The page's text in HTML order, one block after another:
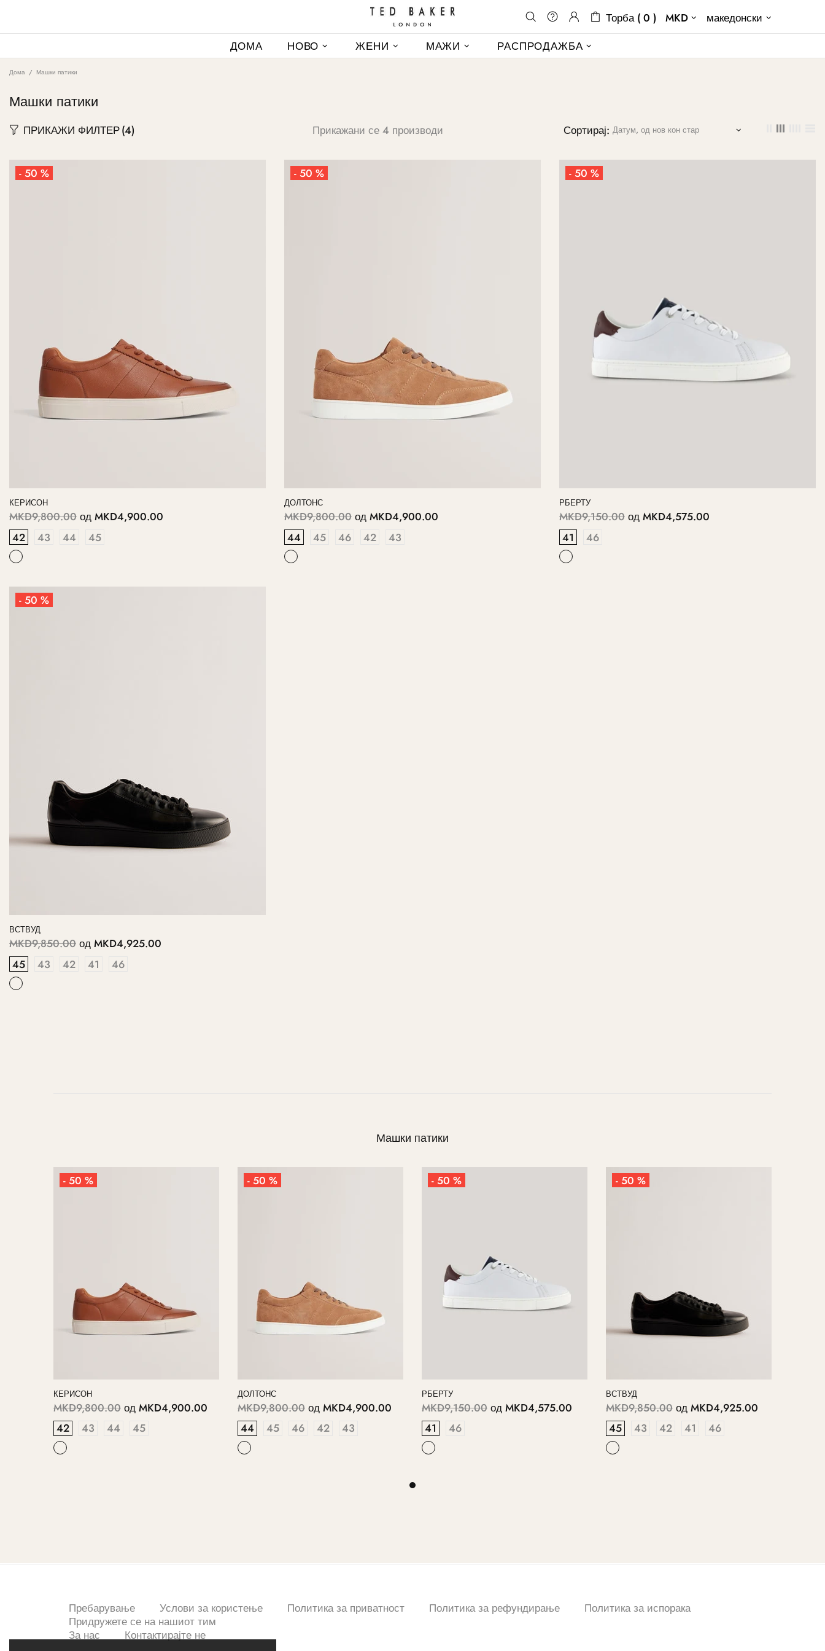
Торба ( 0 ) MKD
македонски
ДОМА
НОВО ЖЕНИ МАЖИ РАСПРОДАЖБА
Дома Машки патики
Машки патики
ПРИКАЖИ ФИЛТЕР(4) Прикажани се 4 производи Сортирај:
- 50 %
КЕРИСОН
MKD9,800.00 од MKD4,900.00
42
43 44 45
- 50 %
ДОЛТОНС
MKD9,800.00од MKD4,900.00
44
45 46 42 43
- 50 %
РБЕРТУ
MKD9,150.00од MKD4,575.00
41
46
- 50 %
ВСТВУД
MKD9,850.00 од MKD4,925.00
45
43 42 41 46
Машки патики
- 50 %
КЕРИСОН
MKD9,800.00 од MKD4,900.00
42
43 44 45
- 50 %
ДОЛТОНС
MKD9,800.00 од MKD4,900.00
44
45 46 42 43
- 50 %
РБЕРТУ
MKD9,150.00 од MKD4,575.00
41
46
- 50 %
ВСТВУД
MKD9,850.00 од MKD4,925.00
45
43 42 41 46
Пребарување Услови за користење Политика за приватност Политика за рефундирање
Политика за испорака
Придружете се на нашиот тим
За нас
Контактирајте не